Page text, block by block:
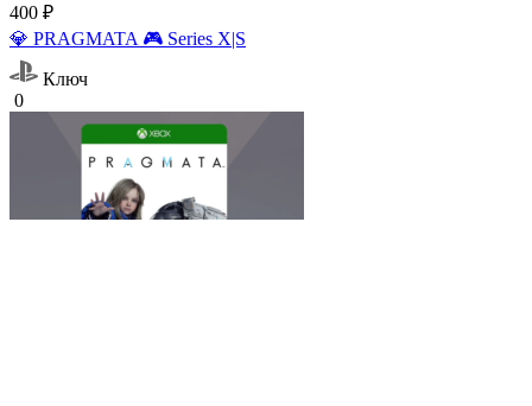
400 ₽
💎 PRAGMATA 🎮 Series X|S
Ключ
0